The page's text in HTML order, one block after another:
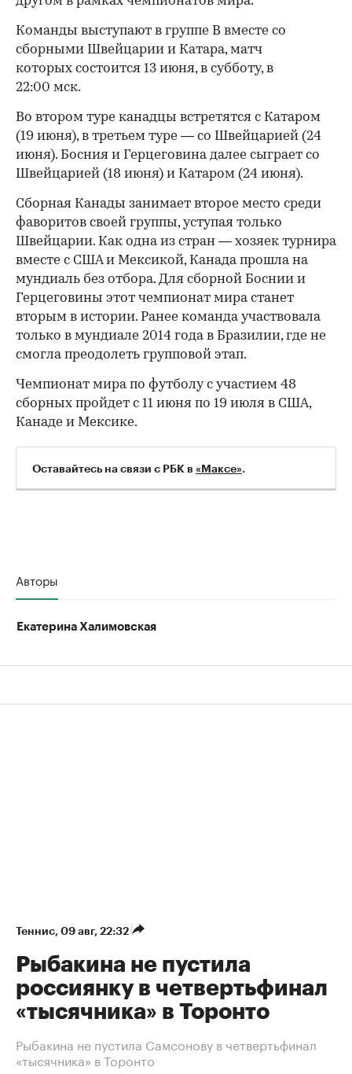
00:00 / 00:00
Команды выступают в группе B вместе со
сборными Швейцарии и Катара, матч
которых состоится 13 июня, в субботу, в
22:00 мск.
Во втором туре канадцы встретятся с Катаром
(19 июня), в третьем туре — со Швейцарией (24
июня). Босния и Герцеговина далее сыграет со
Швейцарией (18 июня) и Катаром (24 июня).
Сборная Канады занимает второе место среди
фаворитов своей группы, уступая только
Швейцарии. Как одна из стран — хозяек турнира
вместе с США и Мексикой, Канада прошла на
мундиаль без отбора. Для сборной Боснии и
Герцеговины этот чемпионат мира станет
вторым в истории. Ранее команда участвовала
только в мундиале 2014 года в Бразилии, где не
смогла преодолеть групповой этап.
Чемпионат мира по футболу с участием 48
сборных пройдет с 11 июня по 19 июля в США,
Канаде и Мексике.
Оставайтесь на связи с РБК в «Максе».
Авторы
Екатерина Халимовская
Теннис⁠, 09 авг, 22:32
Рыбакина не пустила
россиянку в четвертьфинал
«тысячника» в Торонто
Рыбакина не пустила Самсонову в четвертьфинал
«тысячника» в Торонто